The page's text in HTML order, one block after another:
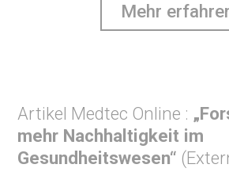
Mehr
Artikel Medtec Online :
mehr Nachhaltigkeit im
Gesundheitswesen“